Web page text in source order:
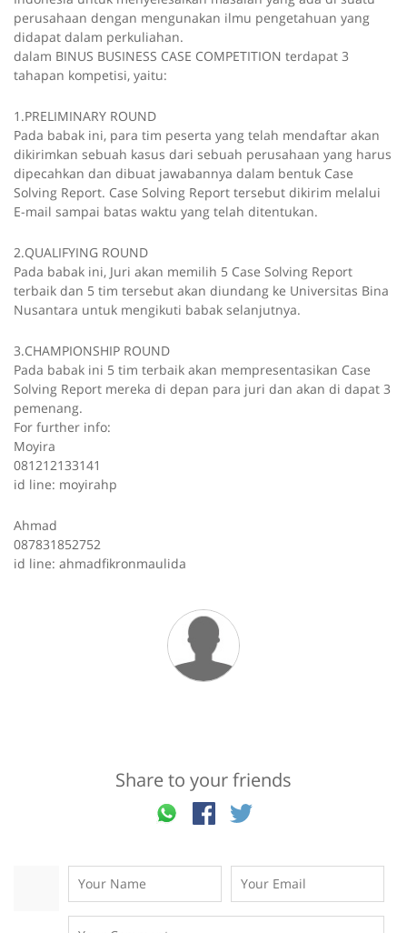
perusahaan dengan mengunakan ilmu pengetahuan yang
didapat dalam perkuliahan.
dalam BINUS BUSINESS CASE COMPETITION terdapat 3
tahapan kompetisi, yaitu:
1.PRELIMINARY ROUND
Pada babak ini, para tim peserta yang telah mendaftar akan
dikirimkan sebuah kasus dari sebuah perusahaan yang harus
dipecahkan dan dibuat jawabannya dalam bentuk Case
Solving Report. Case Solving Report tersebut dikirim melalui
E-mail sampai batas waktu yang telah ditentukan.
2.QUALIFYING ROUND
Pada babak ini, Juri akan memilih 5 Case Solving Report
terbaik dan 5 tim tersebut akan diundang ke Universitas Bina
Nusantara untuk mengikuti babak selanjutnya.
3.CHAMPIONSHIP ROUND
Pada babak ini 5 tim terbaik akan mempresentasikan Case
Solving Report mereka di depan para juri dan akan di dapat 3
pemenang.
For further info:
Moyira
081212133141
id line: moyirahp
Ahmad
087831852752
id line: ahmadfikronmaulida
Share to your friends